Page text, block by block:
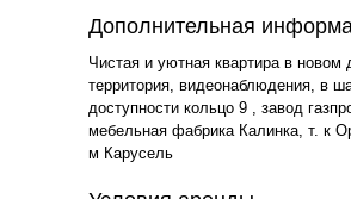
Дополнительная
Чистая и уютная квартира в новом
территория, видеонаблюдения, в
доступности кольцо 9 , завод
мебельная фабрика Калинка, т. к
м Карусель